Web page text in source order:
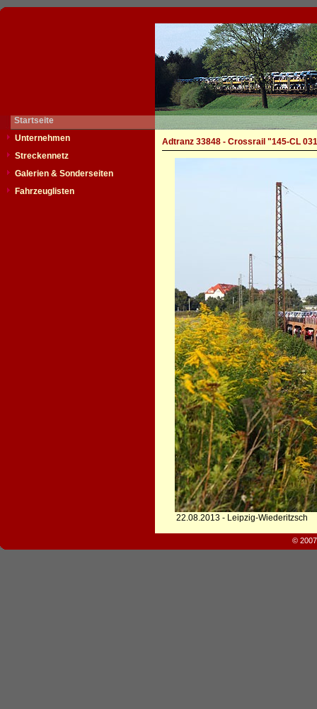
Startseite
Unternehmen
Streckennetz
Galerien & Sonderseiten
Fahrzeuglisten
Adtranz 33848 - Crossrail "145-CL
22.08.2013 - Leipzig-Wiederitzsch
©